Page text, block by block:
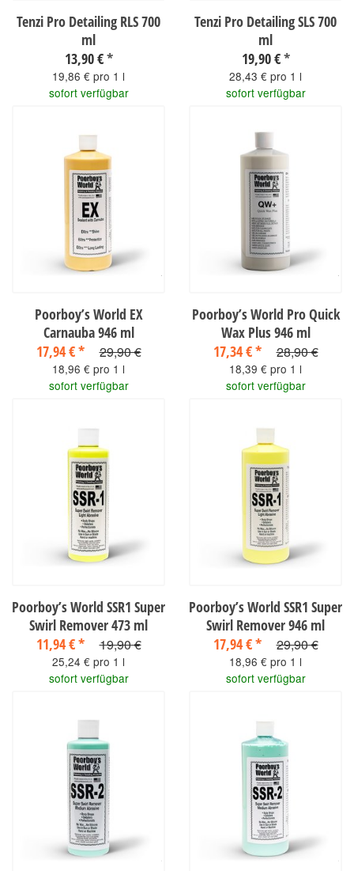
Tenzi Pro Detailing RLS 700
ml
13,90 €*
19,86 € pro 1 l
sofort verfügbar
Tenzi Pro Detailing SLS 700
ml
19,90 €*
28,43 € pro 1 l
sofort verfügbar
Poorboy’s World EX
Carnauba 946 ml
17,94 €* 29,90 €
18,96 € pro 1 l
sofort verfügbar
Poorboy’s World Pro Quick
Wax Plus 946 ml
17,34 €* 28,90 €
18,39 € pro 1 l
sofort verfügbar
Poorboy’s World SSR1 Super
Swirl Remover 473 ml
11,94 €* 19,90 €
25,24 € pro 1 l
sofort verfügbar
Poorboy’s World SSR1 Super
Swirl Remover 946 ml
17,94 €* 29,90 €
18,96 € pro 1 l
sofort verfügbar